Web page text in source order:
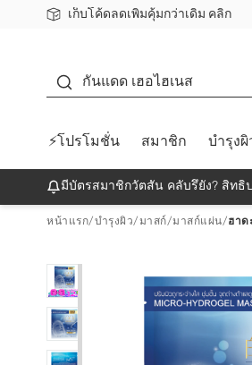
เก็บโค้ดลดเพิ่มคุ้มกว่าเดิม คลิก
ชอปออนไลน์ครั้งแรก ลดเพิ่มจุก ๆ
📦ส่งฟรี! เมื่อชอป 499฿
สมาชิกวัตสัน คลับดียังไง?
กันแดด เฮอไฮเนส
⚡โปรโมชั่น สมาชิก บำรุงผิ
มีบัตรสมาชิกวัตสัน คลับรึยัง? สิทธิ
หน้าแรก/บำรุงผิว/มาสก์/มาสก์แผ่น/ฮาด